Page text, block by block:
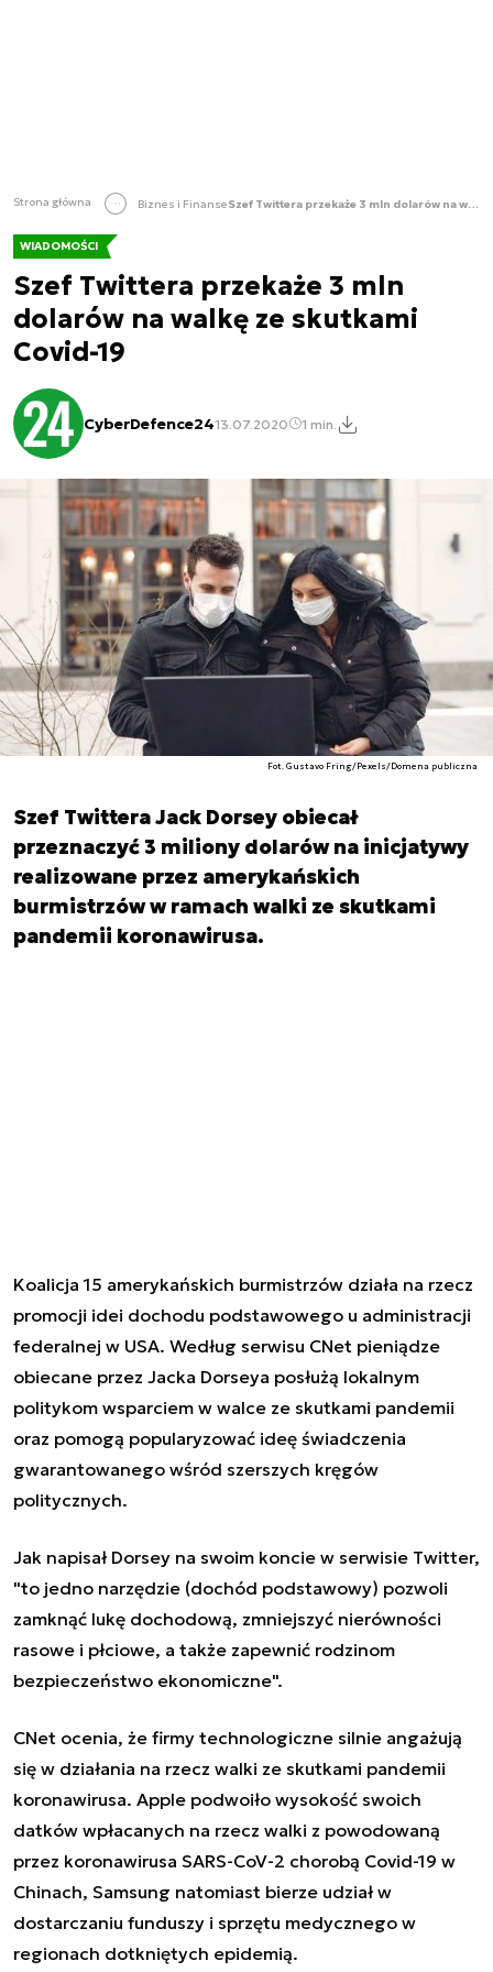
Strona główna Biznes i Finanse Szef Twittera przekaże 3 mln dolarów na walkę ze skutkami Covid-19
WIADOMOŚCI
Szef Twittera przekaże 3 mln
dolarów na walkę ze skutkami
Covid-19
CyberDefence2413.07.2020 1 min.
Fot. Gustavo Fring/Pexels/Domena publiczna
Szef Twittera Jack Dorsey obiecał
przeznaczyć 3 miliony dolarów na inicjatywy
realizowane przez amerykańskich
burmistrzów w ramach walki ze skutkami
pandemii koronawirusa.
Koalicja 15 amerykańskich burmistrzów działa na rzecz
promocji idei dochodu podstawowego u administracji
federalnej w USA. Według serwisu CNet pieniądze
obiecane przez Jacka Dorseya posłużą lokalnym
politykom wsparciem w walce ze skutkami pandemii
oraz pomogą popularyzować ideę świadczenia
gwarantowanego wśród szerszych kręgów
politycznych.
Jak napisał Dorsey na swoim koncie w serwisie Twitter,
"to jedno narzędzie (dochód podstawowy) pozwoli
zamknąć lukę dochodową, zmniejszyć nierówności
rasowe i płciowe, a także zapewnić rodzinom
bezpieczeństwo ekonomiczne".
CNet ocenia, że firmy technologiczne silnie angażują
się w działania na rzecz walki ze skutkami pandemii
koronawirusa. Apple podwoiło wysokość swoich
datków wpłacanych na rzecz walki z powodowaną
przez koronawirusa SARS-CoV-2 chorobą Covid-19 w
Chinach, Samsung natomiast bierze udział w
dostarczaniu funduszy i sprzętu medycznego w
regionach dotkniętych epidemią.